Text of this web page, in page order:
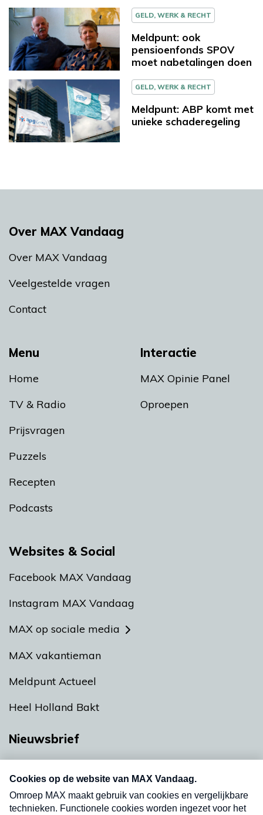
GELD, WERK & RECHT
Meldpunt: ook
pensioenfonds SPOV
moet nabetalingen doen
GELD, WERK & RECHT
Meldpunt: ABP komt met
unieke schaderegeling
Menu
Home
TV & Radio
Prijsvragen
Puzzels
Recepten
Podcasts
Interactie
MAX Opinie Panel
Oproepen
Over MAX Vandaag
Over MAX Vandaag
Veelgestelde vragen
Contact
Websites & Social
Facebook MAX Vandaag
Instagram MAX Vandaag
MAX op sociale media
MAX vakantieman
Meldpunt Actueel
Heel Holland Bakt
Nieuwsbrief
nieuwsbrief. Elke vrijdag- en dinsdagochtend in
uw mailbox.